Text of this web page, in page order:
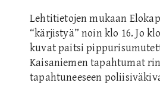
Lehtitietojen mukaan
“kärjistyä” noin klo 16. Jo
kuvat paitsi
Kaisaniemen tapahtumat
tapahtuneeseen